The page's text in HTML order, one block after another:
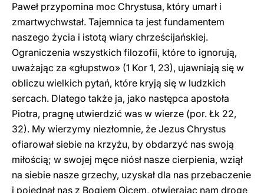
Paweł przypomina moc Chrystusa, który umarł i
zmartwychwstał. Tajemnica ta jest fundamentem
naszego życia i istotą wiary chrześcijańskiej.
Ograniczenia wszystkich filozofii, które to ignorują,
uważając za «głupstwo» (1 Kor 1, 23), ujawniają się w
obliczu wielkich pytań, które kryją się w ludzkich
sercach. Dlatego także ja, jako następca apostoła
Piotra, pragnę utwierdzić was w wierze (por. Łk 22,
32). My wierzymy niezłomnie, że Jezus Chrystus
ofiarował siebie na krzyżu, by obdarzyć nas swoją
miłością; w swojej męce niósł nasze cierpienia, wziął
na siebie nasze grzechy, uzyskał dla nas przebaczenie
i pojednał nas z Bogiem Ojcem, otwierając nam drogę